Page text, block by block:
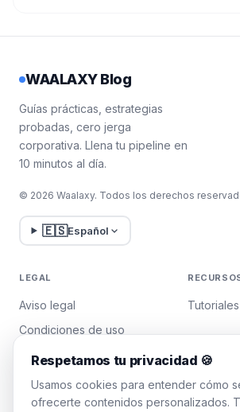
WAALAXY Blog
Guías prácticas, estrategias
probadas, cero jerga
corporativa. Llena tu pipeline en
10 minutos al día.
© 2026 Waalaxy. Todos los derechos
🇪🇸Español
LEGAL
Aviso legal
Condiciones de uso
Política de privacidad
Gestionar cookies
Respetamos tu privacidad 🍪
Usamos cookies para entender cómo
ofrecerte contenidos personalizados.